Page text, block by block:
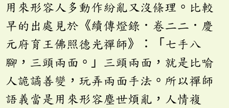
用來形容人多動作紛亂又沒條理。比較
早的出處見於《續傳燈錄．卷二二．慶
元府育王佛照德光禪師》：「七手八
腳，三頭兩面。」三頭兩面，就是比喻
人詭譎善變，玩弄兩面手法。所以禪師
語義當是用來形容塵世煩亂，人情複